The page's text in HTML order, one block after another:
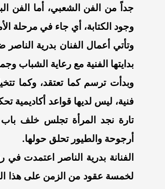
جداً من الفن الشعبي، أما الفن
وجود الكتابة، أي جاء في مرحلة
وتأتي أعمال الفنان بدرية
بدايتها الفنية مع رعاية الشباب
وبدأت ترسم كما تعتقد، وكما
فنية، ليس لديها قواعد أكاديمية
تارة نجد المرأة تجلس خلف
أرجوحة والطيور تحلق حولها.
الفنانة بدرية الناصر اعتمدت
لخمسة عقود من الزمن على هذا